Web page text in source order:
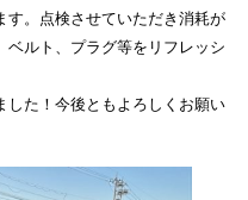
す。点検させていただき消耗が
ベルト、プラグ等をリフレッシ
した！今後ともよろしくお願い